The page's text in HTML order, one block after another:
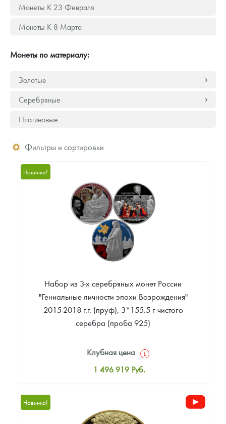
Русская нумизматика
Золотая карманная галерея
Монеты К 23 Февраля
Монеты К 8 Марта
Монеты по материалу:
Золотые
Серебряные
Платиновые
Фильтры и сортировки
Новинка!
Набор из 3-х серебряных монет России
"Гениальные личности эпохи Возрождения"
2015-2018 г.г. (пруф), 3*155.5 г чистого
серебра (проба 925)
Клубная цена
1 496 919 Руб.
Цена выкупа
Новинка!